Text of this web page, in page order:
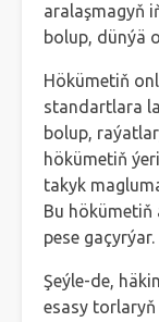
aralaşmagyň
bolup, dünýä
Hökümetiň
standartlara
bolup,
hökümetiň
takyk
Bu hökümetiň
pese gaçyrýar.
Şeýle-de,
esasy